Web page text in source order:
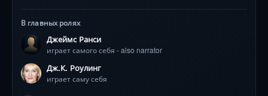
показывая детские семейные фотографии. В картине
использованы архивные кадры, снятые в Лондоне и
Эдинбурге, с тем, как Джоан дописывает последнюю
страницу книги о своем Герое, как печатается тираж,
как Джоан посещает премьеру фильма.
В главных ролях
Джеймс Ранси
играет самого себя - also narrator
Дж.К. Роулинг
играет саму себя